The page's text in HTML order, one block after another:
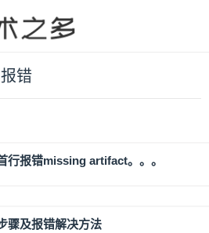
错
行报错missing artifact。。。
骤及报错解决方法